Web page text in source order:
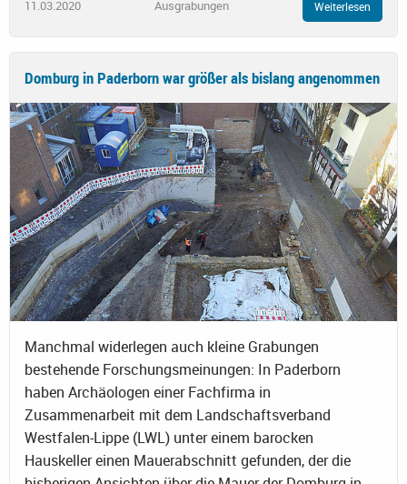
11.03.2020 Ausgrabungen Weiterlesen
Domburg in Paderborn war größer als bislang angenommen
Manchmal widerlegen auch kleine Grabungen
bestehende Forschungsmeinungen: In Paderborn
haben Archäologen einer Fachfirma in
Zusammenarbeit mit dem Landschaftsverband
Westfalen-Lippe (LWL) unter einem barocken
Hauskeller einen Mauerabschnitt gefunden, der die